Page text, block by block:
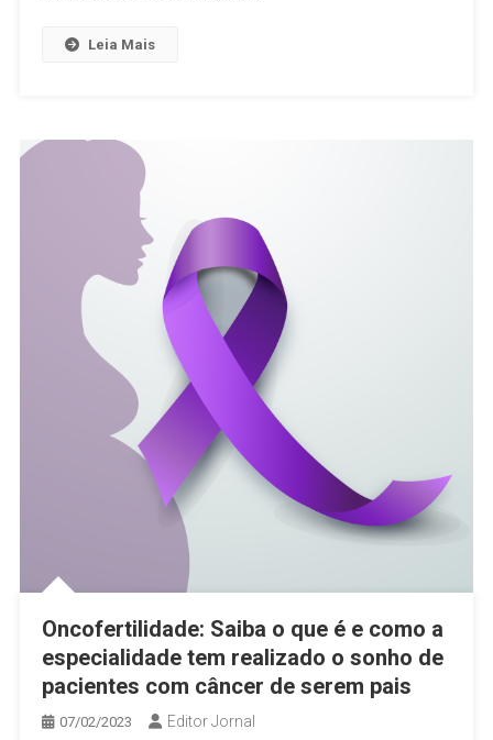
Leia Mais
Oncofertilidade: Saiba o que é e como a
especialidade tem realizado o sonho de
pacientes com câncer de serem pais
07/02/2023 Editor Jornal